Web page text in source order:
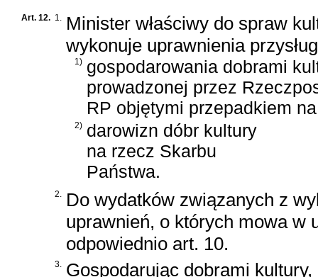
Art. 12. 1.
Minister właściwy do spraw
wykonuje uprawnienia
1) gospodarowania dobrami
prowadzonej przez
RP objętymi przepadkiem
2) darowizn dóbr kultury
na rzecz Skarbu
Państwa.
2. Do wydatków związanych z
uprawnień, o których mowa w
odpowiednio art. 10.
3. Gospodarując dobrami